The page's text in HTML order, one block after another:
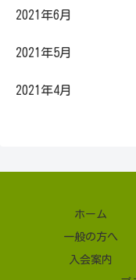
2021年6月
2021年5月
2021年4月
ホーム
一般の方へ
入会案内